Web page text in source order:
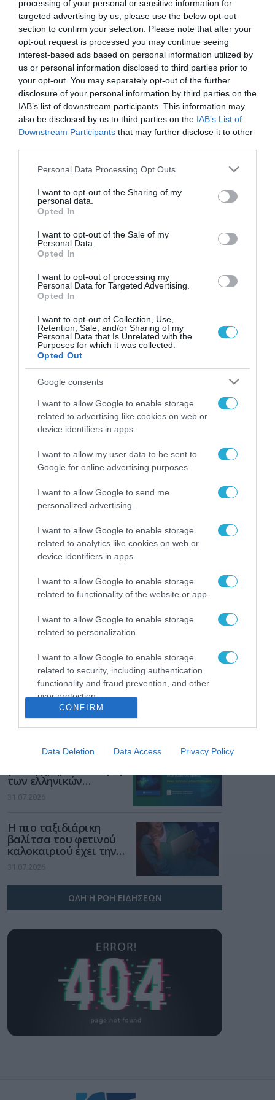
processing of your personal or sensitive information for
targeted advertising by us, please use the below opt-out
section to confirm your selection. Please note that after your
opt-out request is processed you may continue seeing
interest-based ads based on personal information utilized by
us or personal information disclosed to third parties prior to
your opt-out. You may separately opt-out of the further
disclosure of your personal information by third parties on the
IAB’s list of downstream participants. This information may
also be disclosed by us to third parties on the IAB’s List of
Downstream Participants that may further disclose it to other
Please note that this website/app uses one or more Google
not limited to your visit or usage behaviour. You may click to
grant or deny consent to Google and its third-party tags to
use your data for below specified purposes in below Google
consent section.
Personal Data Processing Opt Outs
I want to opt-out of the Sharing of my
personal data.
Opted In
I want to opt-out of the Sale of my
Personal Data.
Opted In
I want to opt-out of processing my
Personal Data for Targeted Advertising.
Opted In
I want to opt-out of Collection, Use,
Retention, Sale, and/or Sharing of my
Personal Data that Is Unrelated with the
Purposes for which it was collected.
Opted Out
Google consents
I want to allow Google to enable storage
related to advertising like cookies on web or
device identifiers in apps.
I want to allow my user data to be sent to
Google for online advertising purposes.
I want to allow Google to send me
personalized advertising.
I want to allow Google to enable storage
related to analytics like cookies on web or
device identifiers in apps.
I want to allow Google to enable storage
related to functionality of the website or app.
I want to allow Google to enable storage
related to personalization.
I want to allow Google to enable storage
related to security, including authentication
functionality and fraud prevention, and other
user protection.
CONFIRM
Data Deletion Data Access Privacy Policy
ΤΕΧΝΟΛΟΓΙΕΣ
Επιστρέφει στα Χανιά το 4ο
Θερινό Σχολείο για την Τεχνητή
Νοημοσύνη και τα Ψηφιακά
Παιχνίδια!
29.08.2022
ΡΟΗ ΕΙΔΗΣΕΩΝ
Το χρηματοδοτούμενο
από την ΕΕ έργο “The
ενισχύει την ασφάλεια
των παιδιών στο
ΑΑΔΕ: Διευκρινίσεις
για τα πρόστιμα σε
παραβάσεις που
αφορούν τους ΦΗΜ
31.07.2026
Σ. Καλαφάτης: «Η
Τεχνητή Νοημοσύνη
δεν είναι απλώς μια
νέα τεχνολογία, είναι
επανάσταση»
31.07.2026
Νέος οδηγός του ΕΚΤ
των ελληνικών
επιχειρήσεων στον
χώρο της άμυνας
31.07.2026
Η πιο ταξιδιάρικη
βαλίτσα του φετινού
καλοκαιριού έχει την
υπογραφή της Xiaomi
31.07.2026
ΟΛΗ Η ΡΟΗ ΕΙΔΗΣΕΩΝ